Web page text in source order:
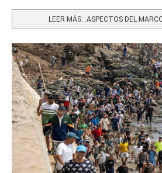
LEER MÁS…ASPECTOS DEL